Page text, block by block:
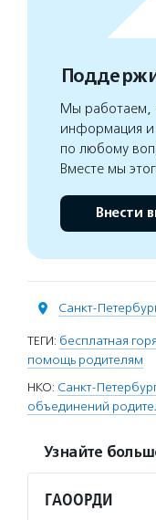
Мы работаем,
информация и
по любому
Вместе мы
Внести
Санкт-
ТЕГИ: бесплатная
помощь родителям
НКО: Санкт-
объединений
Узнайте
ГАООРДИ